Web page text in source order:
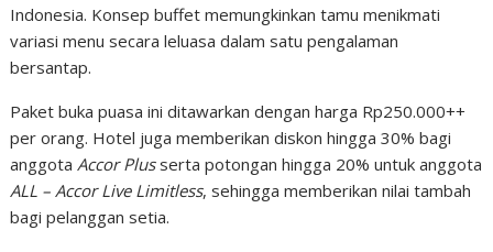
Indonesia. Konsep buffet memungkinkan tamu menikmati
variasi menu secara leluasa dalam satu pengalaman
bersantap.
Paket buka puasa ini ditawarkan dengan harga Rp250.000++
per orang. Hotel juga memberikan diskon hingga 30% bagi
anggota Accor Plusserta potongan hingga 20% untuk anggota
ALL – Accor Live Limitless, sehingga memberikan nilai tambah
bagi pelanggan setia.